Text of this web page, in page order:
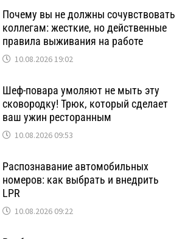
Почему вы не должны сочувствовать
коллегам: жесткие, но действенные
правила выживания на работе
10.08.2026 19:02
Шеф-повара умоляют не мыть эту
сковородку! Трюк, который сделает
ваш ужин ресторанным
10.08.2026 09:53
Распознавание автомобильных
номеров: как выбрать и внедрить
LPR
10.08.2026 09:22